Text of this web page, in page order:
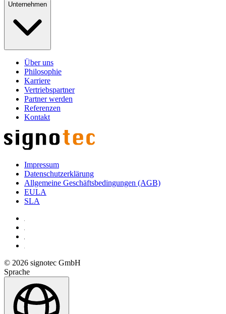
Unternehmen
Über uns
Philosophie
Karriere
Vertriebspartner
Partner werden
Referenzen
Kontakt
Impressum
Datenschutzerklärung
Allgemeine Geschäftsbedingungen (AGB)
EULA
SLA
© 2026 signotec GmbH
Sprache